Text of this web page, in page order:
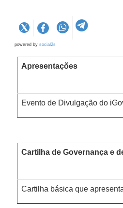
powered by social2s
Apresentações
Evento de Divulgação do
Cartilha de Governança e
Cartilha básica que